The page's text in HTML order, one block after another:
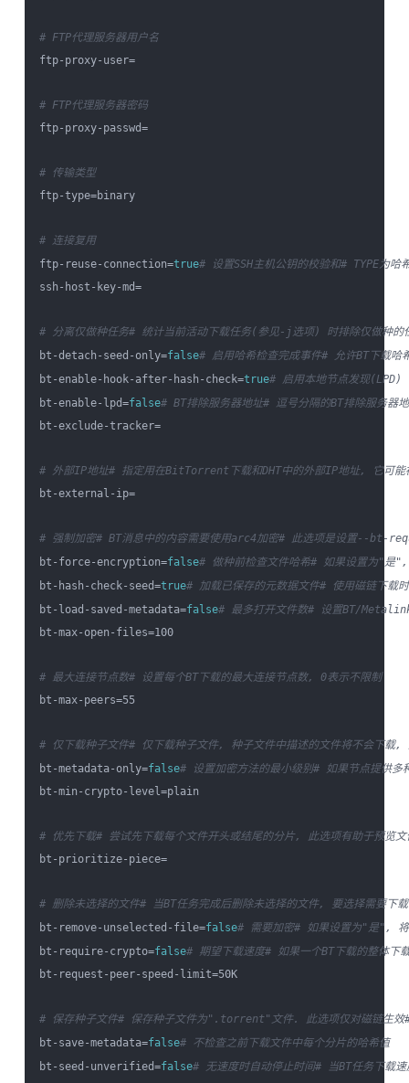
# FTP代理服务器用户名
ftp-proxy-user=
# FTP代理服务器密码
ftp-proxy-passwd=
# 传输类型
ftp-type=binary
# 连接复用
ftp-reuse-connection=true# 设置SSH主机公钥的校验和# TYPE为哈
ssh-host-key-md=
# 分离仅做种任务# 统计当前活动下载任务(参见-j选项) 时排除仅做种的
bt-detach-seed-only=false# 启用哈希检查完成事件# 允许BT下载哈
bt-enable-hook-after-hash-check=true# 启用本地节点发现(LPD)
bt-enable-lpd=false# BT排除服务器地址# 逗号分隔的BT排除服务器
bt-exclude-tracker=
# 外部IP地址# 指定用在BitTorrent下载和DHT中的外部IP地址, 它可
bt-external-ip=
# 强制加密# BT消息中的内容需要使用arc4加密# 此选项是设置--bt-
bt-force-encryption=false# 做种前检查文件哈希# 如果设置为"是
bt-hash-check-seed=true# 加载已保存的元数据文件# 使用磁链下载
bt-load-saved-metadata=false# 最多打开文件数# 设置BT/Metalink
bt-max-open-files=100
# 最大连接节点数# 设置每个BT下载的最大连接节点数, 0表示不限制
bt-max-peers=55
# 仅下载种子文件# 仅下载种子文件, 种子文件中描述的文件将不会下载,
bt-metadata-only=false# 设置加密方法的最小级别# 如果节点提供
bt-min-crypto-level=plain
# 优先下载# 尝试先下载每个文件开头或结尾的分片, 此选项有助于预览文
bt-prioritize-piece=
# 删除未选择的文件# 当BT任务完成后删除未选择的文件, 要选择需
bt-remove-unselected-file=false# 需要加密# 如果设置为"是",
bt-require-crypto=false# 期望下载速度# 如果一个BT下载的整体下
bt-request-peer-speed-limit=50K
# 保存种子文件# 保存种子文件为".torrent"文件. 此选项仅对磁链生效
bt-save-metadata=false# 不检查之前下载文件中每个分片的哈希值
bt-seed-unverified=false# 无速度时自动停止时间# 当BT任务下载